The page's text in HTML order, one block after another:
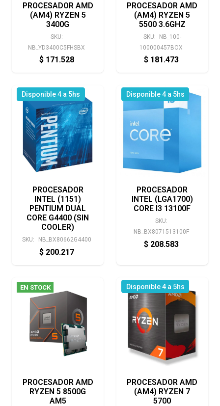
PROCESADOR AMD
(AM4) RYZEN 5
3400G
SKU:
NB_YD3400C5FHSBX
$ 171.528
PROCESADOR AMD
(AM4) RYZEN 5
5500 3.6GHZ
SKU:
NB_100-
100000457BOX
$ 181.473
Disponible 4 a 5hs
PROCESADOR
INTEL (1151)
PENTIUM DUAL
CORE G4400 (SIN
COOLER)
SKU: NB_BX80662G4400
$ 200.217
Disponible 4 a 5hs
PROCESADOR
INTEL (LGA1700)
CORE I3 13100F
SKU:
NB_BX8071513100F
$ 208.583
EN STOCK
PROCESADOR AMD
RYZEN 5 8500G
AM5
Disponible 4 a 5hs
PROCESADOR AMD
(AM4) RYZEN 7
5700